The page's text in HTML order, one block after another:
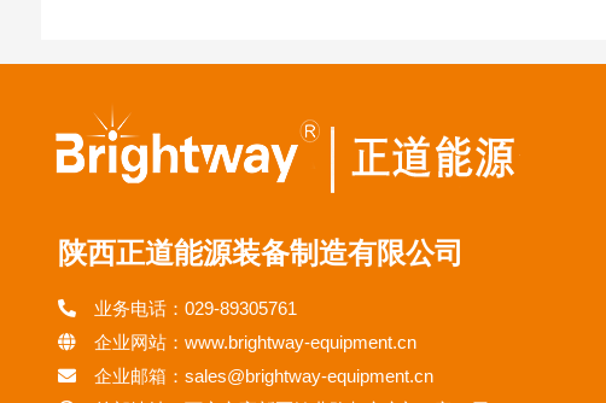
陕西正道能源装备制造有限公司
业务电话：029-89305761
企业网站：www.brightway-equipment.cn
企业邮箱：sales@brightway-equipment.cn